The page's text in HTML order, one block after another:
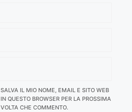
SALVA IL MIO NOME, EMAIL E SITO WEB
IN QUESTO BROWSER PER LA PROSSIMA
VOLTA CHE COMMENTO.